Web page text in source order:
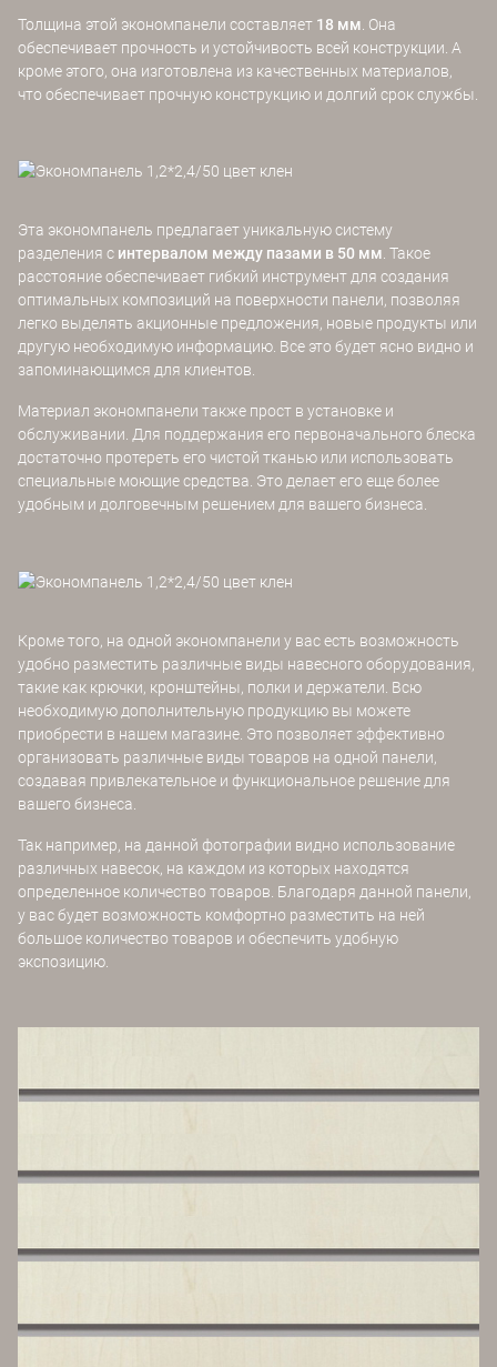
Толщина этой экономпанели составляет 18 мм . Она
обеспечивает прочность и устойчивость всей конструкции. А
кроме этого, она изготовлена из качественных материалов,
что обеспечивает прочную конструкцию и долгий срок службы.
Эта экономпанель предлагает уникальную систему
разделения с интервалом между пазами в 50 мм. Такое
расстояние обеспечивает гибкий инструмент для создания
оптимальных композиций на поверхности панели, позволяя
легко выделять акционные предложения, новые продукты или
другую необходимую информацию. Все это будет ясно видно и
запоминающимся для клиентов.
Материал экономпанели также прост в установке и
обслуживании. Для поддержания его первоначального блеска
достаточно протереть его чистой тканью или использовать
специальные моющие средства. Это делает его еще более
удобным и долговечным решением для вашего бизнеса.
Кроме того, на одной экономпанели у вас есть возможность
удобно разместить различные виды навесного оборудования,
такие как крючки, кронштейны, полки и держатели. Всю
необходимую дополнительную продукцию вы можете
приобрести в нашем магазине. Это позволяет эффективно
организовать различные виды товаров на одной панели,
создавая привлекательное и функциональное решение для
вашего бизнеса.
Так например, на данной фотографии видно использование
различных навесок, на каждом из которых находятся
определенное количество товаров. Благодаря данной панели,
у вас будет возможность комфортно разместить на ней
большое количество товаров и обеспечить удобную
экспозицию.